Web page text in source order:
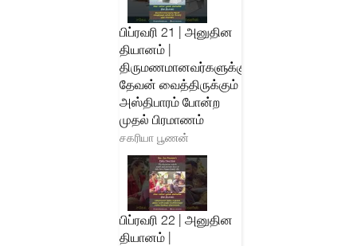
பிப்ரவரி 21 | அனுதின
தியானம் |
திருமணமானவர்களுக்கு
தேவன் வைத்திருக்கும்
அஸ்திபாரம் போன்ற
முதல் பிரமாணம்
சகரியா பூணன்
பிப்ரவரி 22 | அனுதின
தியானம் |